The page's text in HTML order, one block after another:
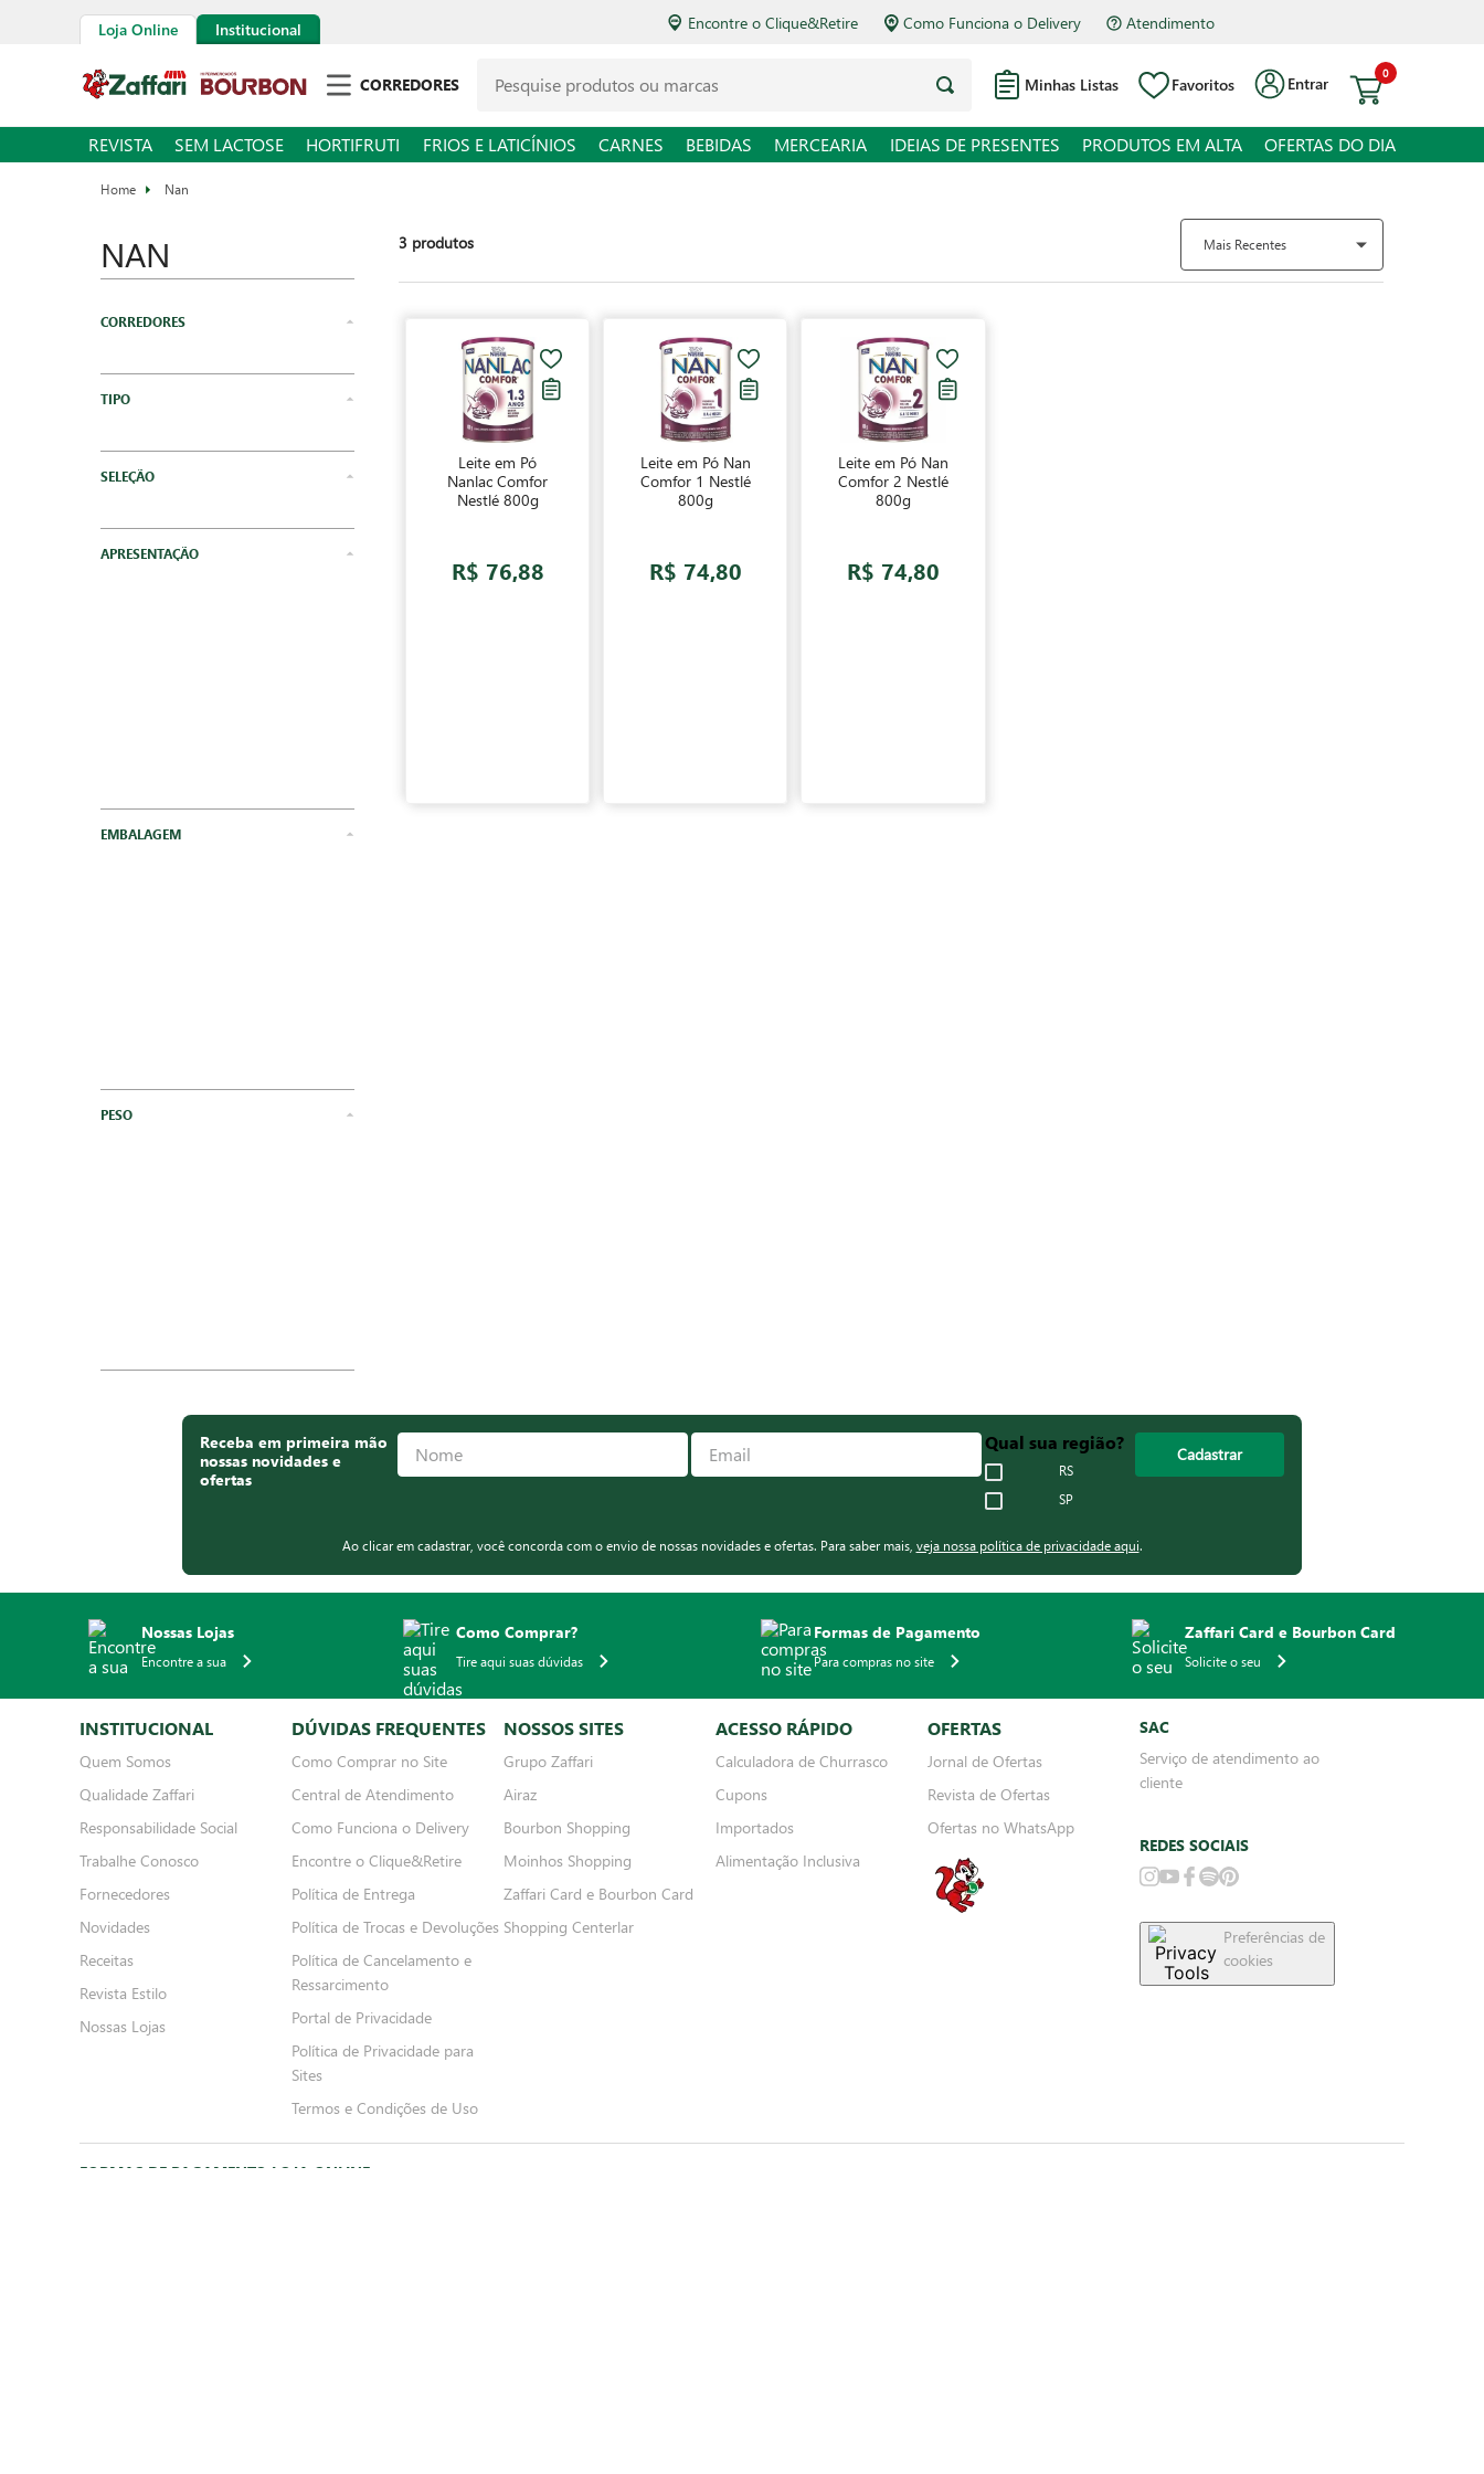
Loja Online Institucional Encontre o Clique&Retire Como Funciona o Delivery Atendimento
CORREDORES Minhas Listas Favoritos Entrar
0
REVISTA SEM LACTOSE HORTIFRUTI FRIOS E LATICÍNIOS CARNES BEBIDAS MERCEARIA IDEIAS DE PRESENTES PRODUTOS EM ALTA OFERTAS DO DIA
Nan
NAN
APRESENTAÇÃO
EMBALAGEM
PESO
3 produtos Mais Recentes
Leite em Pó
Nanlac Comfor
Nestlé 800g
R$ 76,88
Leite em Pó Nan
Comfor 1 Nestlé
800g
R$ 74,80
Leite em Pó Nan
Comfor 2 Nestlé
800g
R$ 74,80
Receba em primeira mão
nossas novidades e
ofertas
Qual sua região?
RS
SP
Cadastrar
Ao clicar em cadastrar, você concorda com o envio de nossas novidades e ofertas. Para saber mais, veja nossa política de privacidade aqui.
Nossas Lojas
Encontre a sua
Como Comprar?
Tire aqui suas dúvidas
Formas de Pagamento
Para compras no site
Zaffari Card e Bourbon Card
Solicite o seu
INSTITUCIONAL
Quem Somos
Qualidade Zaffari
Responsabilidade Social
Trabalhe Conosco
Fornecedores
Novidades
Receitas
Revista Estilo
Nossas Lojas
DÚVIDAS FREQUENTES
Como Comprar no Site
Central de Atendimento
Como Funciona o Delivery
Encontre o Clique&Retire
Política de Entrega
Política de Trocas e Devoluções
Política de Cancelamento e
Ressarcimento
Portal de Privacidade
Política de Privacidade para
Sites
Termos e Condições de Uso
NOSSOS SITES
Grupo Zaffari
Airaz
Bourbon Shopping
Moinhos Shopping
Zaffari Card e Bourbon Card
Shopping Centerlar
ACESSO RÁPIDO
Calculadora de Churrasco
Cupons
Importados
Alimentação Inclusiva
OFERTAS
Jornal de Ofertas
Revista de Ofertas
Ofertas no WhatsApp
SAC
Serviço de atendimento ao
cliente
REDES SOCIAIS
Preferências de
cookies
FORMAS DE PAGAMENTO LOJA ONLINE